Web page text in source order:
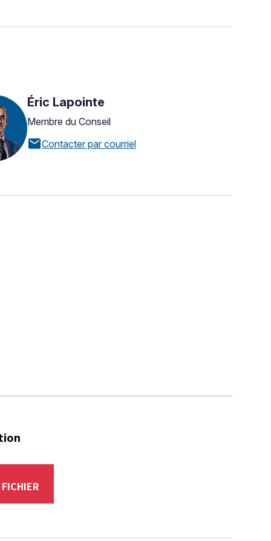
Éric Lapointe
Membre du Conseil
mailContacter par courriel
FICHIER